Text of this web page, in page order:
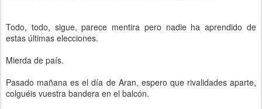
Todo, todo, sigue, parece mentira pero nadie ha aprendido de
estas últimas elecciones.
Mierda de país.
Pasado mañana es el día de Aran, espero que rivalidades aparte,
colguéis vuestra bandera en el balcón.